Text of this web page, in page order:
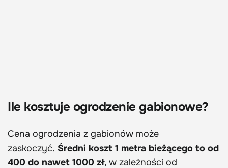
Ile kosztuje ogrodzenie gabionowe?
Cena ogrodzenia z gabionów może
zaskoczyć. Średni koszt 1 metra bieżącego to od
400 do nawet 1000 zł, w zależności od